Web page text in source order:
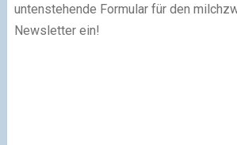
untenstehende Formular für den
Newsletter ein!